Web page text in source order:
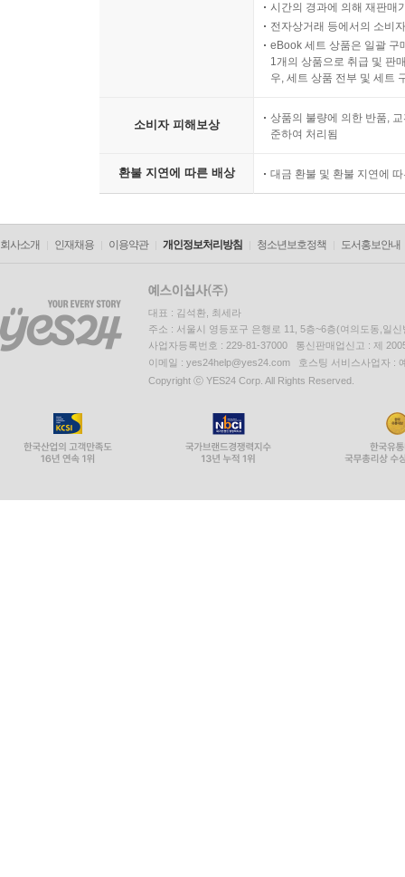
시간의 경과에 의해 재판매
전자상거래 등에서의 소비
eBook 세트 상품은 일괄 구
1개의 상품으로 취급 및 판
우, 세트 상품 전부 및 세트
소비자 피해보상
상품의 불량에 의한 반품,
준하여 처리됨
환불 지연에 따른 배상 대금 환불 및 환불 지연에
회사소개 인재채용 이용약관 개인정보처리방침 청소년보호정책 도서홍보안내
대표 : 김석환, 최세라
주소 : 서울시 영등포구 은행로 11, 5층~6층(여의도동,일신
사업자등록번호 : 229-81-37000 통신판매업신고 : 제
이메일 : yes24help@yes24.com 호스팅 서비스사업자 :
Copyright ⓒ YES24 Corp. All Rights Reserved.